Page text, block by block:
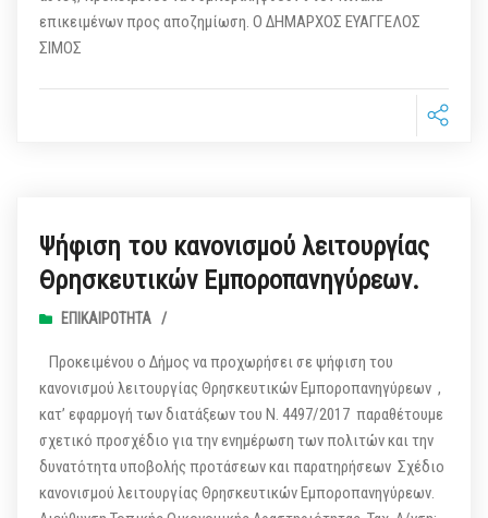
επικειμένων προς αποζημίωση. Ο ΔΗΜΑΡΧΟΣ ΕΥΑΓΓΕΛΟΣ
ΣΙΜΟΣ
Ψήφιση του κανονισμού λειτουργίας
Θρησκευτικών Εμποροπανηγύρεων.
ΕΠΙΚΑΙΡΌΤΗΤΑ /
Προκειμένου ο Δήμος να προχωρήσει σε ψήφιση του
κανονισμού λειτουργίας Θρησκευτικών Εμποροπανηγύρεων ,
κατ’ εφαρμογή των διατάξεων του Ν. 4497/2017 παραθέτουμε
σχετικό προσχέδιο για την ενημέρωση των πολιτών και την
δυνατότητα υποβολής προτάσεων και παρατηρήσεων Σχέδιο
κανονισμού λειτουργίας Θρησκευτικών Εμποροπανηγύρεων.